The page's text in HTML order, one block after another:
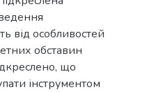
від особливостей
обставин
що
інструментом